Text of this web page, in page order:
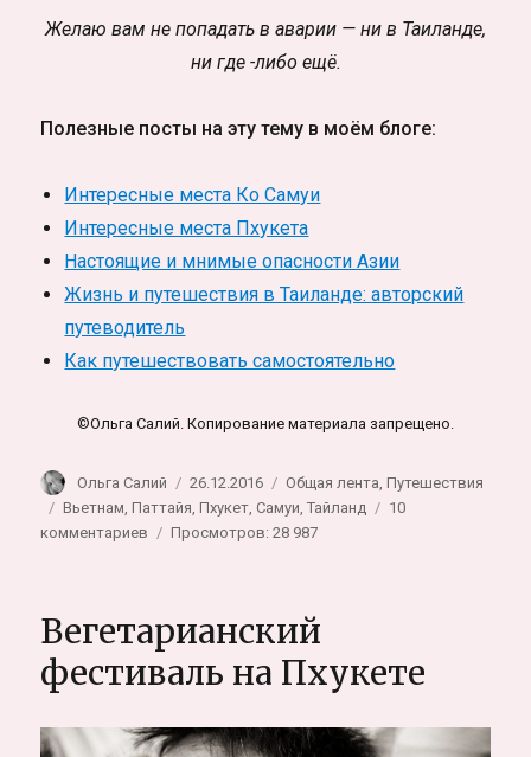
Желаю вам не попадать в аварии — ни в Таиланде,
ни где -либо ещё.
Полезные посты на эту тему в моём блоге:
Интересные места Ко Самуи
Интересные места Пхукета
Настоящие и мнимые опасности Азии
Жизнь и путешествия в Таиланде: авторский
путеводитель
Как путешествовать самостоятельно
©Ольга Салий. Копирование материала запрещено.
Автор
Ольга Салий Опубликовано
26.12.2016 Рубрики
Общая лента,Путешествия
Метки
Вьетнам,Паттайя,Пхукет,Самуи,Тайланд
10
комментариев
байке
в
Тайланде,
делать
Просмотров: 28 987
Вегетарианский
фестиваль на Пхукете